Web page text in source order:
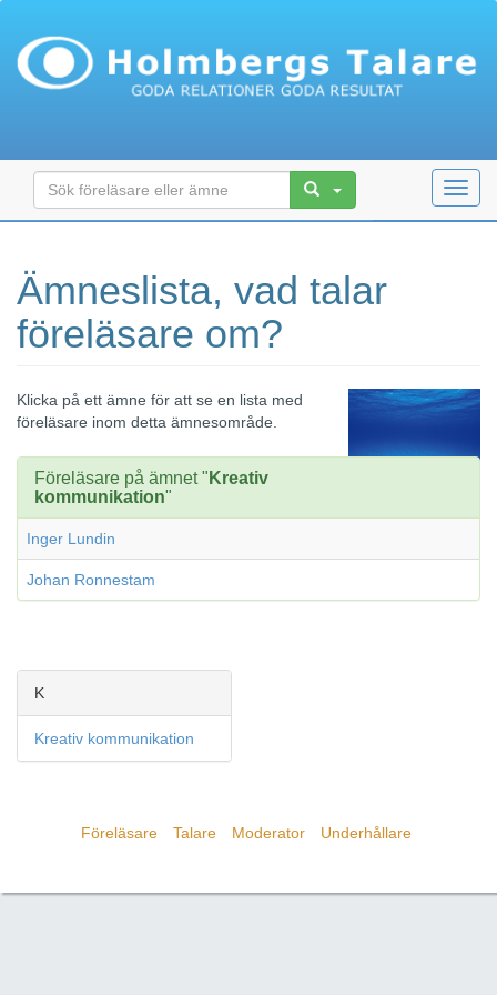
Ämneslista, vad talar
föreläsare om?
Klicka på ett ämne för att se en lista med
föreläsare inom detta ämnesområde.
Föreläsare på ämnet " Kreativ
kommunikation"
Inger Lundin
Johan Ronnestam
K
Kreativ kommunikation
Föreläsare Talare Moderator Underhållare